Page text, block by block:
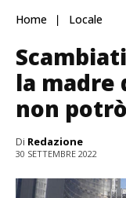
Home Locale
la madre
non
Di Redazione
30 SETTEMBRE 2022